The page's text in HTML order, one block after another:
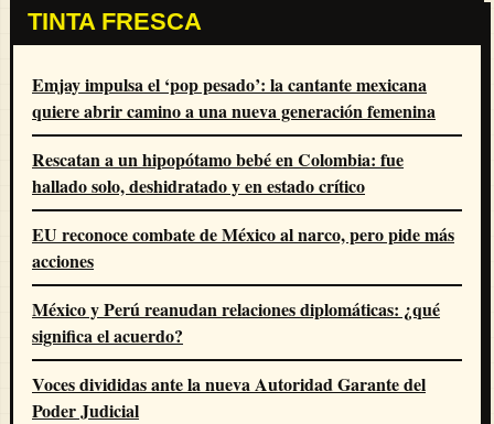
TINTA FRESCA
Emjay impulsa el ‘pop pesado’: la cantante mexicana
quiere abrir camino a una nueva generación femenina
Rescatan a un hipopótamo bebé en Colombia: fue
hallado solo, deshidratado y en estado crítico
EU reconoce combate de México al narco, pero pide más
acciones
México y Perú reanudan relaciones diplomáticas: ¿qué
significa el acuerdo?
Voces divididas ante la nueva Autoridad Garante del
Poder Judicial